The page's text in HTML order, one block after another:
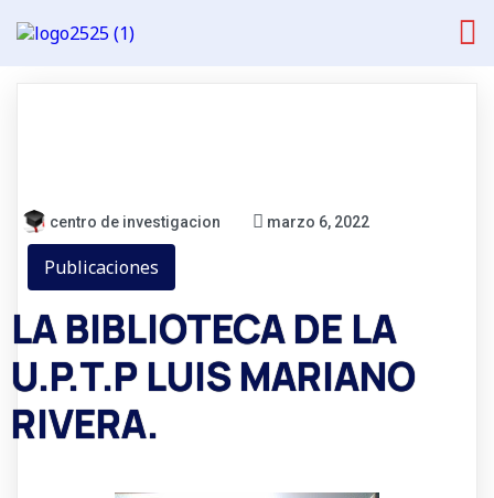
centro de investigacion marzo 6, 2022
Publicaciones
LA BIBLIOTECA DE LA
U.P.T.P LUIS MARIANO
RIVERA.